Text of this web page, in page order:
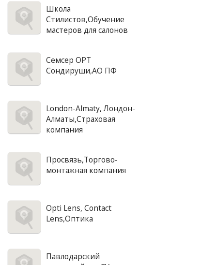
Школа
Стилистов,Обучение
мастеров для салонов
Семсер ОРТ
Сондируши,АО ПФ
London-Almaty, Лондон-
Алматы,Страховая
компания
Просвязь,Торгово-
монтажная компания
Opti Lens, Contact
Lens,Оптика
Павлодарский